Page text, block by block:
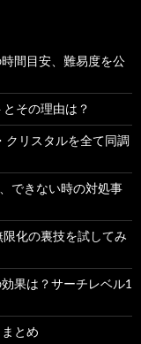
間目安、難易度を公
その理由は？
クリスタルを全て同調
できない時の対処事
化の裏技を試してみ
果は？サーチレベル1
とめ